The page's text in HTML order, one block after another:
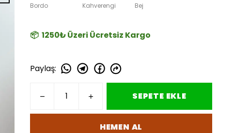
Bordo Kahverengi Bej
📦 1250₺ Üzeri Ücretsiz Kargo
Paylaş:
SEPETE EKLE
HEMEN AL